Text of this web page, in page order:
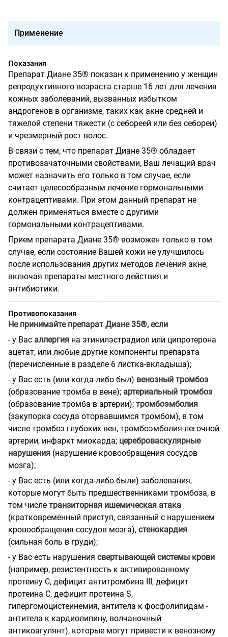
Применение
Показания
Препарат Диане 35® показан к применению у женщин
репродуктивного возраста старше 16 лет для лечения
кожных заболеваний, вызванных избытком
андрогенов в организме, таких как акне средней и
тяжелой степени тяжести (с себореей или без себореи)
и чрезмерный рост волос.
В связи с тем, что препарат Диане 35® обладает
противозачаточными свойствами, Ваш лечащий врач
может назначить его только в том случае, если
считает целесообразным лечение гормональными
контрацептивами. При этом данный препарат не
должен применяться вместе с другими
гормональными контрацептивами.
Прием препарата Диане 35® возможен только в том
случае, если состояние Вашей кожи не улучшилось
после использования других методов лечения акне,
включая препараты местного действия и
антибиотики.
Противопоказания
Не принимайте препарат Диане 35®, если
- у Вас аллергия на этинилэстрадиол или ципротерона
ацетат, или любые другие компоненты препарата
(перечисленные в разделе 6 листка-вкладыша);
- у Вас есть (или когда-либо был) венозный тромбоз
(образование тромба в вене); артериальный тромбоз
(образование тромба в артерии); тромбоэмболия
(закупорка сосуда оторвавшимся тромбом), в том
числе тромбоз глубоких вен, тромбоэмболия легочной
артерии, инфаркт миокарда; цереброваскулярные
нарушения (нарушение кровообращения сосудов
мозга);
- у Вас есть (или когда-либо были) заболевания,
которые могут быть предшественниками тромбоза, в
том числе транзиторная ишемическая атака
(кратковременный приступ, связанный с нарушением
кровообращения сосудов мозга), стенокардия
(сильная боль в груди);
- у Вас есть нарушения свертывающей системы крови
(например, резистентность к активированному
протеину С, дефицит антитромбина III, дефицит
протеина С, дефицит протеина S,
гипергомоцистеинемия, антитела к фосфолипидам -
антитела к кардиолипину, волчаночный
антикоагулянт), которые могут привести к венозному